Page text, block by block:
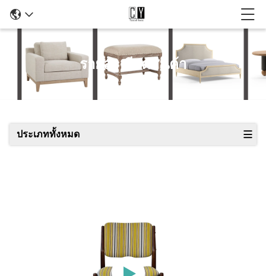
รายละเอียดสินค้า
ประเภททั้งหมด